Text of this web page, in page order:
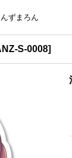
ずまろん
S-0008]